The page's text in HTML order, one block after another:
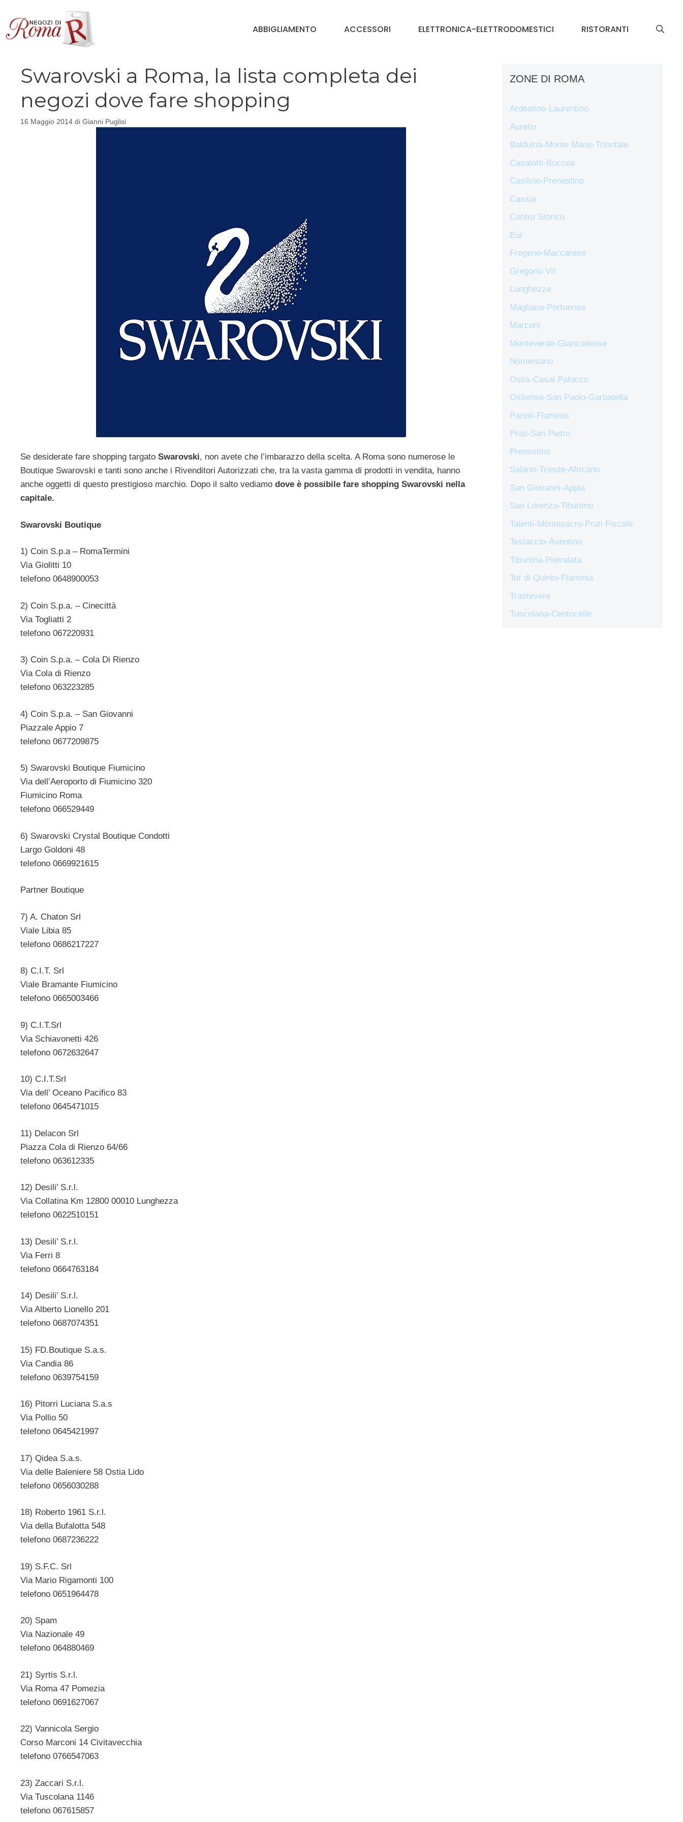
contenuto
ABBIGLIAMENTO ACCESSORI ELETTRONICA-ELETTRODOMESTICI RISTORANTI
Swarovski a Roma, la lista completa dei
negozi dove fare shopping
16 Maggio 2014 di Gianni Puglisi
Se desiderate fare shopping targato Swarovski, non avete che l’imbarazzo della scelta. A Roma sono numerose le
Boutique Swarovski e tanti sono anche i Rivenditori Autorizzati che, tra la vasta gamma di prodotti in vendita, hanno
anche oggetti di questo prestigioso marchio. Dopo il salto vediamo dove è possibile fare shopping Swarovski nella
capitale.
Swarovski Boutique
1) Coin S.p.a – RomaTermini
Via Giolitti 10
telefono 0648900053
2) Coin S.p.a. – Cinecittà
Via Togliatti 2
telefono 067220931
3) Coin S.p.a. – Cola Di Rienzo
Via Cola di Rienzo
telefono 063223285
4) Coin S.p.a. – San Giovanni
Piazzale Appio 7
telefono 0677209875
5) Swarovski Boutique Fiumicino
Via dell’Aeroporto di Fiumicino 320
Fiumicino Roma
telefono 066529449
6) Swarovski Crystal Boutique Condotti
Largo Goldoni 48
telefono 0669921615
Partner Boutique
7) A. Chaton Srl
Viale Libia 85
telefono 0686217227
8) C.I.T. Srl
Viale Bramante Fiumicino
telefono 0665003466
9) C.I.T.Srl
Via Schiavonetti 426
telefono 0672632647
10) C.I.T.Srl
Via dell’ Oceano Pacifico 83
telefono 0645471015
11) Delacon Srl
Piazza Cola di Rienzo 64/66
telefono 063612335
12) Desili’ S.r.l.
Via Collatina Km 12800 00010 Lunghezza
telefono 0622510151
13) Desili’ S.r.l.
Via Ferri 8
telefono 0664763184
14) Desili’ S.r.l.
Via Alberto Lionello 201
telefono 0687074351
15) FD.Boutique S.a.s.
Via Candia 86
telefono 0639754159
16) Pitorri Luciana S.a.s
Via Pollio 50
telefono 0645421997
17) Qidea S.a.s.
Via delle Baleniere 58 Ostia Lido
telefono 0656030288
18) Roberto 1961 S.r.l.
Via della Bufalotta 548
telefono 0687236222
19) S.F.C. Srl
Via Mario Rigamonti 100
telefono 0651964478
20) Spam
Via Nazionale 49
telefono 064880469
21) Syrtis S.r.l.
Via Roma 47 Pomezia
telefono 0691627067
22) Vannicola Sergio
Corso Marconi 14 Civitavecchia
telefono 0766547063
23) Zaccari S.r.l.
Via Tuscolana 1146
telefono 067615857
ZONE DI ROMA
Ardeatino-Laurentino
Aurelio
Balduina-Monte Mario-Trionfale
Casalotti-Boccea
Casilino-Prenestino
Cassia
Centro Storico
Eur
Fregene-Maccarese
Gregorio VII
Lunghezza
Magliana-Portuense
Marconi
Monteverde-Gianicolense
Nomentano
Ostia-Casal Palocco
Ostiense-San Paolo-Garbatella
Parioli-Flaminio
Prati-San Pietro
Prenestino
Salario-Trieste-Africano
San Giovanni-Appia
San Lorenzo-Tiburtino
Talenti-Montesacro-Prati Fiscale
Testaccio-Aventino
Tiburtina-Pietralata
Tor di Quinto-Flaminia
Trastevere
Tuscolana-Centocelle